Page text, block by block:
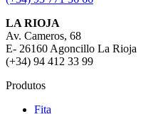
LA RIOJA
Av. Cameros, 68
E- 26160 Agoncillo La Rioja
(+34) 94 412 33 99
Produtos
Fita